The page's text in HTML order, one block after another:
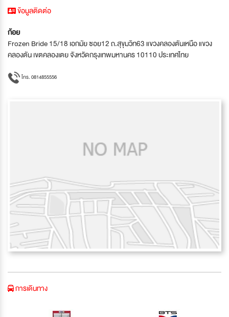
ข้อมูลติดต่อ
ก้อย
Frozen Bride 15/18 เอกมัย ซอย12 ถ.สุขุมวิท63 แขวงคลองตันเหนือ แขวง
คลองตัน เขตคลองเตย จังหวัดกรุงเทพมหานคร 10110 ประเทศไทย
โทร. 0814855556
การเดินทาง